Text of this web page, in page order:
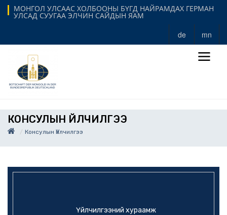
МОНГОЛ УЛСААС ХОЛБООНЫ БҮГД НАЙРАМДАХ ГЕРМАН
УЛСАД СУУГАА ЭЛЧИН САЙДЫН ЯАМ
de mn
КОНСУЛЫН ҮЙЛЧИЛГЭЭ
Консулын Үйлчилгээ
Үйлчилгээний хураамж